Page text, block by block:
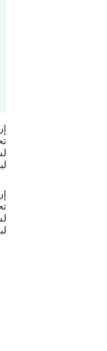
إن
تحصى،
لستة
لبنان
إن
تحصى،
لستة
لبنان